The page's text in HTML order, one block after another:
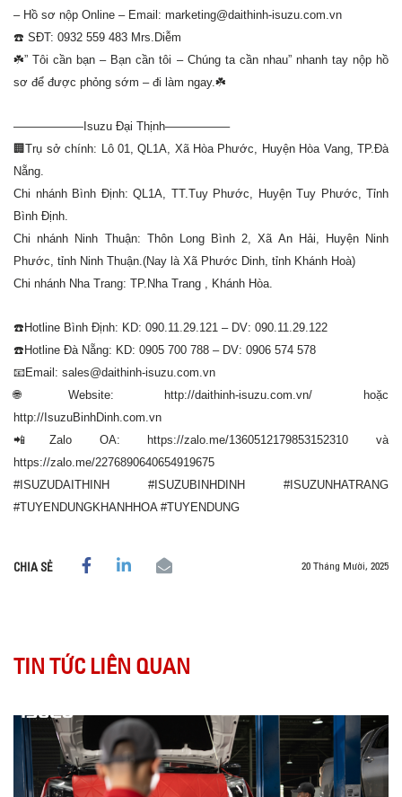
– Hồ sơ nộp Online – Email: marketing@daithinh-isuzu.com.vn
☎️ SĐT: 0932 559 483 Mrs.Diễm
☘️” Tôi cần bạn – Bạn cần tôi – Chúng ta cần nhau” nhanh tay nộp hồ
sơ để được phỏng sớm – đi làm ngay.☘️
——————Isuzu Đại Thịnh—————–
🏢Trụ sở chính: Lô 01, QL1A, Xã Hòa Phước, Huyện Hòa Vang, TP.Đà
Nẵng.
Chi nhánh Bình Định: QL1A, TT.Tuy Phước, Huyện Tuy Phước, Tỉnh
Bình Định.
Chi nhánh Ninh Thuận: Thôn Long Bình 2, Xã An Hải, Huyện Ninh
Phước, tỉnh Ninh Thuận.(Nay là Xã Phước Dinh, tỉnh Khánh Hoà)
Chi nhánh Nha Trang: TP.Nha Trang , Khánh Hòa.
☎️Hotline Bình Định: KD: 090.11.29.121 – DV: 090.11.29.122
☎️Hotline Đà Nẵng: KD: 0905 700 788 – DV: 0906 574 578
📧Email: sales@daithinh-isuzu.com.vn
🌐Website: http://daithinh-isuzu.com.vn/ hoặc
http://IsuzuBinhDinh.com.vn
📲Zalo OA: https://zalo.me/1360512179853152310 và
https://zalo.me/2276890640654919675
#ISUZUDAITHINH #ISUZUBINHDINH #ISUZUNHATRANG
#TUYENDUNGKHANHHOA #TUYENDUNG
CHIA SẺ 20 Tháng Mười, 2025
TIN TỨC LIÊN QUAN